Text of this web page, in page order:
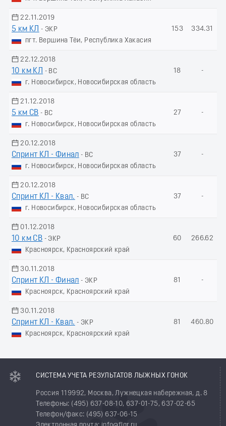
22.11.2019
5 км КЛ
- ЭКР
пгт. Вершина Тёи, Республика Хакасия
153 334.31
22.12.2018
10 км КЛ
- ВС
г. Новосибирск, Новосибирская область
18 -
21.12.2018
5 км СВ - ВС
г. Новосибирск, Новосибирская область
27 -
20.12.2018
Спринт КЛ - Финал - ВС
г. Новосибирск, Новосибирская область
37 -
20.12.2018
Спринт КЛ - Квал. - ВС
г. Новосибирск, Новосибирская область
37 -
01.12.2018
10 км СВ - ЭКР
Красноярск, Красноярский край
60 266.62
30.11.2018
Спринт КЛ - Финал - ЭКР
Красноярск, Красноярский край
81 -
30.11.2018
Спринт КЛ - Квал. - ЭКР
Красноярск, Красноярский край
81 460.80
СИСТЕМА УЧЕТА РЕЗУЛЬТАТОВ ЛЫЖНЫХ ГОНОК
Россия 119992, Москва, Лужнецкая набережная, д. 8
Телефоны: (495) 637-08-10, 637-01-75, 637-02-65
Телефон/факс: (495) 637-06-15